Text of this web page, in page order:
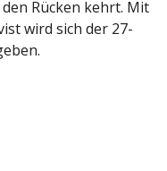
Rücken kehrt. Mit
wird sich der 27-